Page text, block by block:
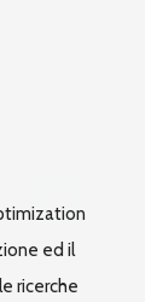
ed il
ricerche